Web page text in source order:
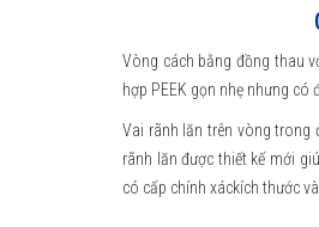
Vòng cách bằng đồng thau
hợp PEEK gọn nhẹ nhưng
Vai rãnh lăn trên vòng
rãnh lăn được thiết kế mới
có cấp chính xáckích thước